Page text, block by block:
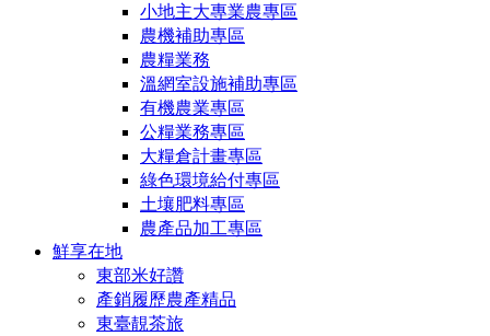
小地主大專業農專區
農機補助專區
農糧業務
溫網室設施補助專區
有機農業專區
公糧業務專區
大糧倉計畫專區
綠色環境給付專區
土壤肥料專區
農產品加工專區
鮮享在地
東部米好讚
產銷履歷農產精品
東臺靚茶旅